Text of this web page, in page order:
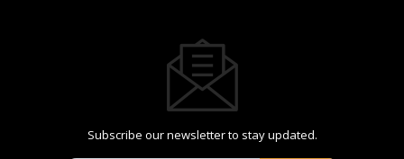
Subscribe our newsletter to stay updated.